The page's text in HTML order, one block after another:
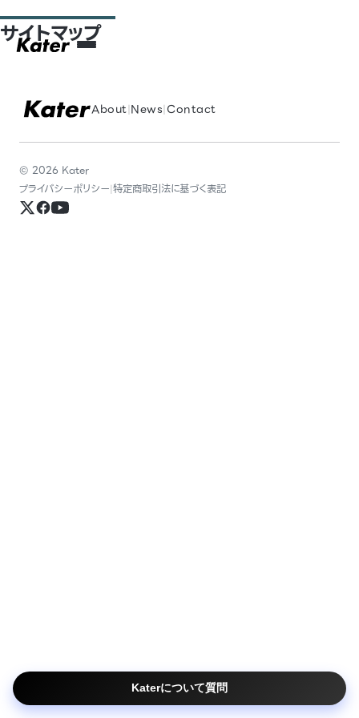
サイトマップ
About|News|Contact
© 2026 Kater
プライバシーポリシー|特定商取引法に基づく表記
Katerについて質問